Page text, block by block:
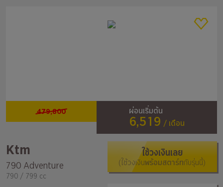
479,800 ผ่อนเริ่มต้น
6,519 / เดือน
Ktm
790 Adventure
790 / 799 cc
ใช้วงเงินเลย
(ใช้วงเงินพร้อมสตาร์ทกับรุ่นนี้)